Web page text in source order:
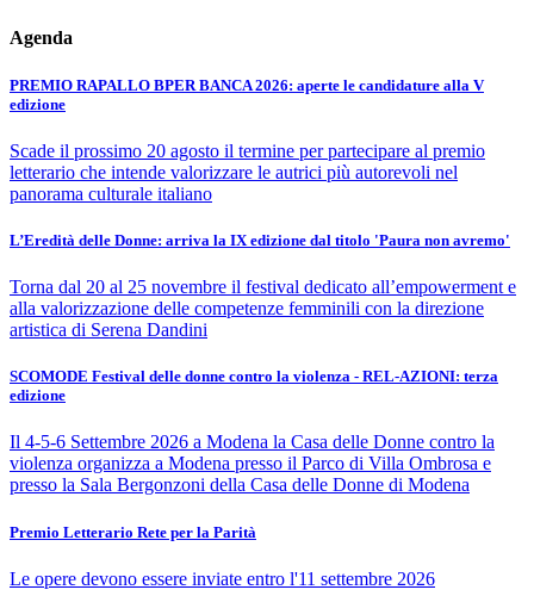
Agenda
PREMIO RAPALLO BPER BANCA 2026: aperte le candidature alla V
edizione
Scade il prossimo 20 agosto il termine per partecipare al premio
letterario che intende valorizzare le autrici più autorevoli nel
panorama culturale italiano
L’Eredità delle Donne: arriva la IX edizione dal titolo 'Paura non avremo'
Torna dal 20 al 25 novembre il festival dedicato all’empowerment e
alla valorizzazione delle competenze femminili con la direzione
artistica di Serena Dandini
SCOMODE Festival delle donne contro la violenza - REL-AZIONI: terza
edizione
Il 4-5-6 Settembre 2026 a Modena la Casa delle Donne contro la
violenza organizza a Modena presso il Parco di Villa Ombrosa e
presso la Sala Bergonzoni della Casa delle Donne di Modena
Premio Letterario Rete per la Parità
Le opere devono essere inviate entro l'11 settembre 2026